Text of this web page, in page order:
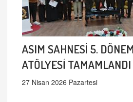
ASIM SAHNESİ 5.
ATÖLYESİ TAMAMLANDI
27 Nisan 2026 Pazartesi